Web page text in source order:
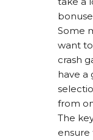
Some
want
crash
have a
from
The
ensure